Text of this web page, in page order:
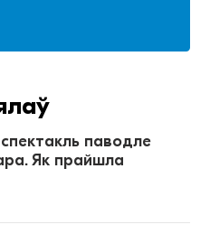
паводле
Як прайшла